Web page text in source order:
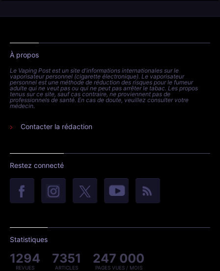
À propos
Le Vaping Post est un site d'informations internationales sur le
vaporisateur personnel (cigarette électronique). Le vaporisateur
personnel est une méthode de réduction des risques pour le fumeur
adulte qui ne veut pas ou qui ne peut pas arrêter le tabac. Les propos
tenus sur ce site, sauf cas contraire, ne proviennent pas de
professionnels de santé. En cas de doute, veuillez consulter votre
médecin.
Contacter la rédaction
Restez connecté
Statistiques
1294
REVUES
7351
ARTICLES
247 000
PAGES VUES / MOIS